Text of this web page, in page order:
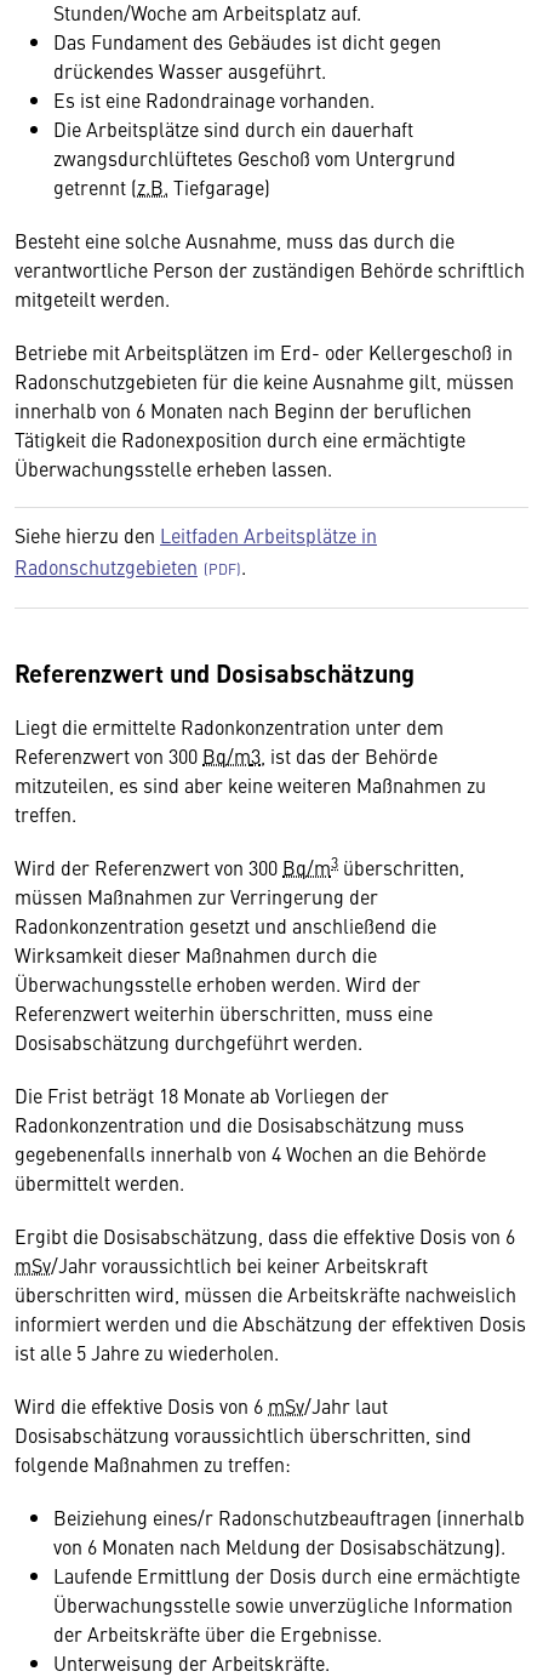
Stunden/Woche am Arbeitsplatz auf.
Das Fundament des Gebäudes ist dicht gegen
drückendes Wasser ausgeführt.
Es ist eine Radondrainage vorhanden.
Die Arbeitsplätze sind durch ein dauerhaft
zwangsdurchlüftetes Geschoß vom Untergrund
getrennt (z.B. Tiefgarage)
Besteht eine solche Ausnahme, muss das durch die
verantwortliche Person der zuständigen Behörde schriftlich
mitgeteilt werden.
Betriebe mit Arbeitsplätzen im Erd- oder Kellergeschoß in
Radonschutzgebieten für die keine Ausnahme gilt, müssen
innerhalb von 6 Monaten nach Beginn der beruflichen
Tätigkeit die Radonexposition durch eine ermächtigte
Überwachungsstelle erheben lassen.
Siehe hierzu den Leitfaden Arbeitsplätze in
Radonschutzgebieten
.
Referenzwert und Dosisabschätzung
Liegt die ermittelte Radonkonzentration unter dem
Referenzwert von 300 Bq/m3 , ist das der Behörde
mitzuteilen, es sind aber keine weiteren Maßnahmen zu
treffen.
Wird der Referenzwert von 300 Bq/m3 überschritten,
müssen Maßnahmen zur Verringerung der
Radonkonzentration gesetzt und anschließend die
Wirksamkeit dieser Maßnahmen durch die
Überwachungsstelle erhoben werden. Wird der
Referenzwert weiterhin überschritten, muss eine
Dosisabschätzung durchgeführt werden.
Die Frist beträgt 18 Monate ab Vorliegen der
Radonkonzentration und die Dosisabschätzung muss
gegebenenfalls innerhalb von 4 Wochen an die Behörde
übermittelt werden.
Ergibt die Dosisabschätzung, dass die effektive Dosis von 6
mSv/Jahr voraussichtlich bei keiner Arbeitskraft
überschritten wird, müssen die Arbeitskräfte nachweislich
informiert werden und die Abschätzung der effektiven Dosis
ist alle 5 Jahre zu wiederholen.
Wird die effektive Dosis von 6 mSv/Jahr laut
Dosisabschätzung voraussichtlich überschritten, sind
folgende Maßnahmen zu treffen:
Beiziehung eines/r Radonschutzbeauftragen (innerhalb
von 6 Monaten nach Meldung der Dosisabschätzung).
Laufende Ermittlung der Dosis durch eine ermächtigte
Überwachungsstelle sowie unverzügliche Information
der Arbeitskräfte über die Ergebnisse.
Unterweisung der Arbeitskräfte.